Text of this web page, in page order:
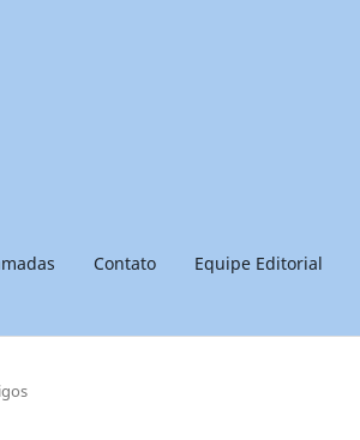
Contato Equipe Editorial